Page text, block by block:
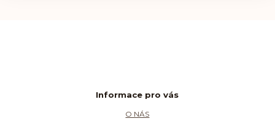
Informace pro vás
O NÁS